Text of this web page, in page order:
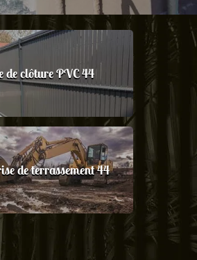
de clôture PVC 44
de terrassement 44